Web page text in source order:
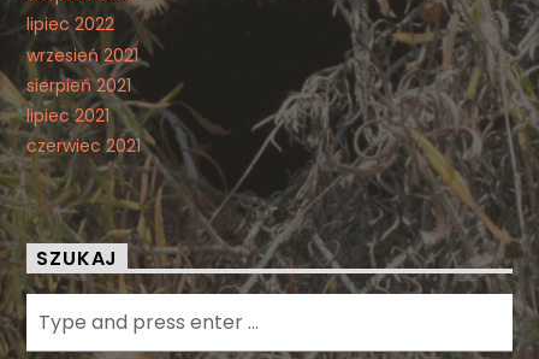
lipiec 2022
wrzesień 2021
sierpień 2021
lipiec 2021
czerwiec 2021
SZUKAJ